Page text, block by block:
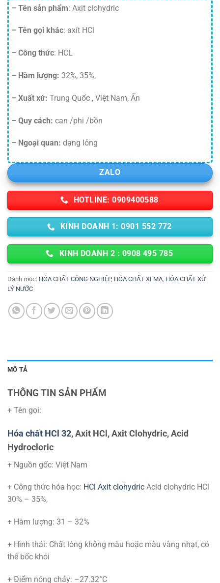
– Tên sản phẩm: Axit clohydric
– Tên gọi khác: axít HCl
– Công thức: HCL
– Hàm lượng: 32%, 35%,
– Xuất xứ: Trung Quốc , Việt Nam, Ấn
– Quy cách: can /phi /bồn
– Ngoại quan: dạng lỏng
ZALO
HOTLINE: 0909400588
KINH DOANH 1: 0901 552 772
KINH DOANH 2 : 0908 495 785
Danh mục: HÓA CHẤT CÔNG NGHIỆP, HÓA CHẤT XI MẠ, HÓA CHẤT XỬ
LÝ NƯỚC
MÔ TẢ
THÔNG TIN SẢN PHẨM
+ Tên gọi:
Hóa chất HCl 32, Axit HCl, Axit Clohydric, Acid
Hydrocloric
+ Nguồn gốc: Việt Nam
+ Công thức hóa học: HCl Axit clohydric Acid clohydric HCl
30% – 35%,
+ Hàm lượng: 31 – 32%
+ Hình thái: Chất lỏng không màu hoặc màu vàng nhạt, có
thể bốc khói
+ Điểm nóng chảy: –27.32°C